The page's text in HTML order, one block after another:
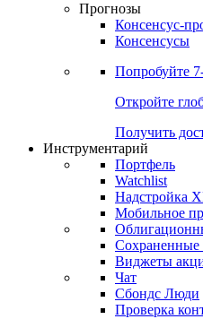
Прогнозы
Консенсус-
Консенсусы
Попробуйте
Откройте
Получить
Инструментарий
Портфель
Watchlist
Надстройка
Мобильное
Сохраненные
Виджеты
Чат
Сбондс Люди
Проверка